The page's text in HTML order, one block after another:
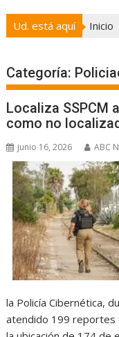
Ud. está aquí Inicio
Categoría:
Localiza SSPCM
como no
junio 16, 2026 ABC
la Policía Cibernética,
atendido 199 reportes